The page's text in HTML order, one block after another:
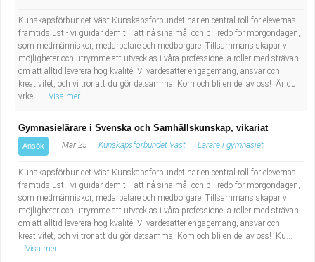
Industriell tillverkning
Installation, drift, underhåll
Kropps- och skönhetsvård
Militärt arbete
Naturbruk
Naturvetenskapligt arbete
Pedagogiskt arbete
Behandlingsassistent/Socialpedagog
Tandsköterska
Budbilsförare
Lärare i fritidshem/Fritidspedagog
Taxiförare/Taxichaufför
Läkarsekreterare/Vårdadmin/Medicinsk
sekreterare
Kunskapsförbundet Väst Kunskapsförbundet har en central roll för elevernas
framtidslust - vi guidar dem till att nå sina mål och bli redo för morgondagen,
som medmänniskor, medarbetare och medborgare. Tillsammans skapar vi
möjligheter och utrymme att utvecklas i våra professionella roller med strävan
om att alltid leverera hög kvalité. Vi värdesätter engagemang, ansvar och
kreativitet, och vi tror att du gör detsamma. Kom och bli en del av oss! Är du
yrke...
Visa mer
Gymnasielärare i Svenska och Samhällskunskap, vikariat
Ansök Mar 25 Kunskapsförbundet Väst Lärare i gymnasiet
Kunskapsförbundet Väst Kunskapsförbundet har en central roll för elevernas
framtidslust - vi guidar dem till att nå sina mål och bli redo för morgondagen,
som medmänniskor, medarbetare och medborgare. Tillsammans skapar vi
möjligheter och utrymme att utvecklas i våra professionella roller med strävan
om att alltid leverera hög kvalité. Vi värdesätter engagemang, ansvar och
kreativitet, och vi tror att du gör detsamma. Kom och bli en del av oss! Ku...
Visa mer